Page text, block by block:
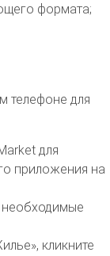
формата;
телефоне для
для
приложения на
необходимые
кликните